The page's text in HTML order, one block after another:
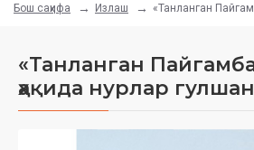
Бош саҳифа Излаш «Танланган
«Танланган
ҳақида нурлар